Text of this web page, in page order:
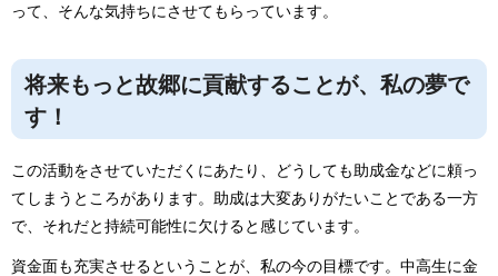
って、そんな気持ちにさせてもらっています。
将来もっと故郷に貢献することが、私の夢で
す！
この活動をさせていただくにあたり、どうしても助成金などに頼っ
てしまうところがあります。助成は大変ありがたいことである一方
で、それだと持続可能性に欠けると感じています。
資金面も充実させるということが、私の今の目標です。中高生に金